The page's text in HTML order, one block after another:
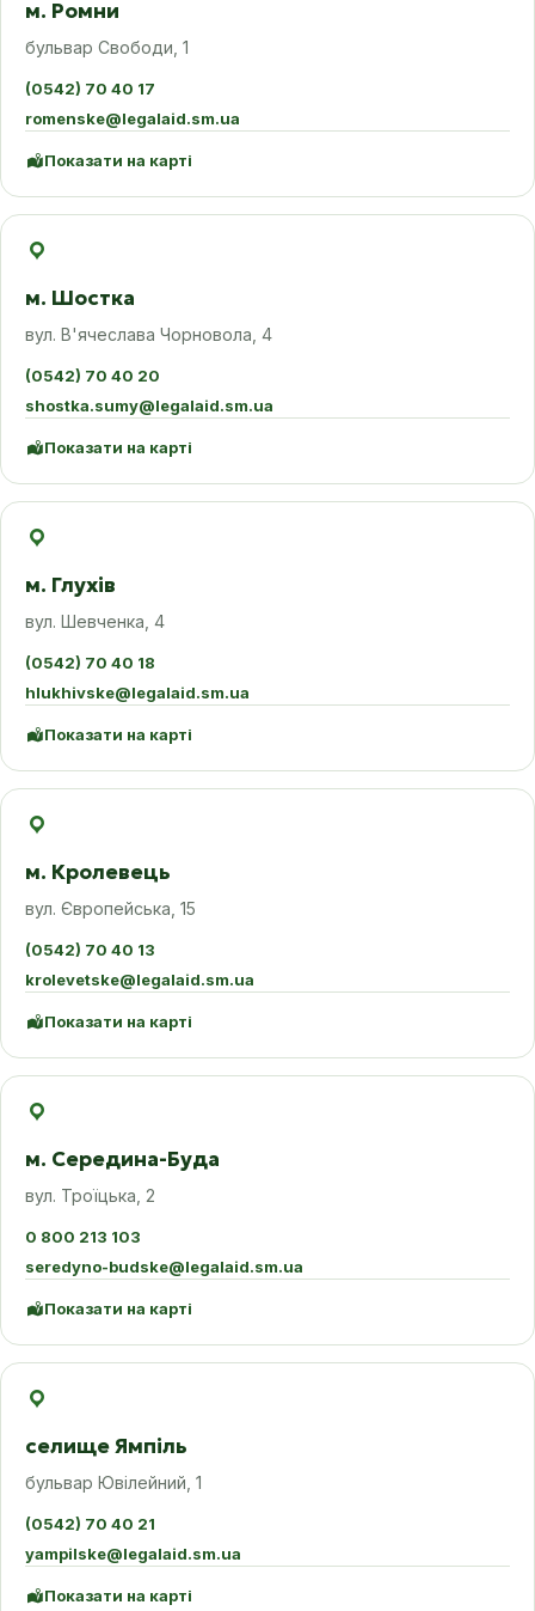
м. Ромни
бульвар Свободи, 1
(0542) 70 40 17
romenske@legalaid.sm.ua
Показати на карті
м. Шостка
вул. В'ячеслава Чорновола, 4
(0542) 70 40 20
shostka.sumy@legalaid.sm.ua
Показати на карті
м. Глухів
вул. Шевченка, 4
(0542) 70 40 18
hlukhivske@legalaid.sm.ua
Показати на карті
м. Кролевець
вул. Європейська, 15
(0542) 70 40 13
krolevetske@legalaid.sm.ua
Показати на карті
м. Середина-Буда
вул. Троїцька, 2
0 800 213 103
seredyno-budske@legalaid.sm.ua
Показати на карті
селище Ямпіль
бульвар Ювілейний, 1
(0542) 70 40 21
yampilske@legalaid.sm.ua
Показати на карті